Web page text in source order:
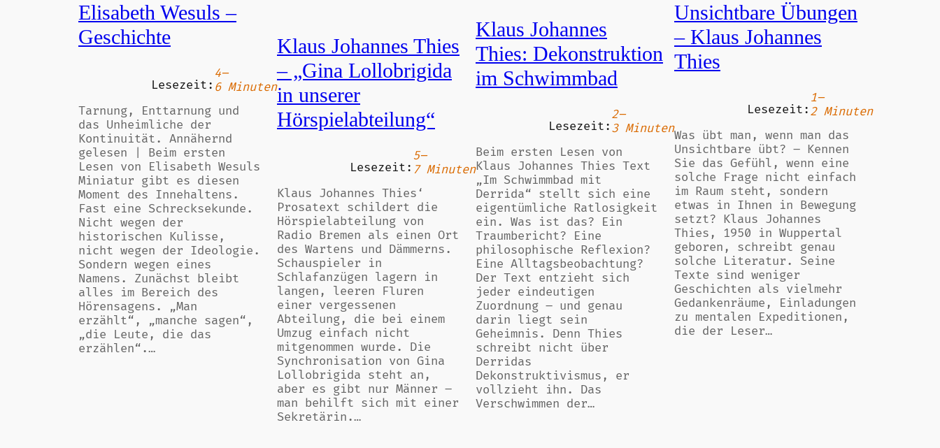
Elisabeth Wesuls –
Geschichte
Lesezeit:
4–
6 Minuten
Tarnung, Enttarnung und
das Unheimliche der
Kontinuität. Annähernd
gelesen | Beim ersten
Lesen von Elisabeth Wesuls
Miniatur gibt es diesen
Moment des Innehaltens.
Fast eine Schrecksekunde.
Nicht wegen der
historischen Kulisse,
nicht wegen der Ideologie.
Sondern wegen eines
Namens. Zunächst bleibt
alles im Bereich des
Hörensagens. „Man
erzählt“, „manche sagen“,
„die Leute, die das
erzählen“.…
Klaus Johannes Thies
– „Gina Lollobrigida
in unserer
Hörspielabteilung“
Lesezeit:
5–
7 Minuten
Klaus Johannes Thies‘
Prosatext schildert die
Hörspielabteilung von
Radio Bremen als einen Ort
des Wartens und Dämmerns.
Schauspieler in
Schlafanzügen lagern in
langen, leeren Fluren
einer vergessenen
Abteilung, die bei einem
Umzug einfach nicht
mitgenommen wurde. Die
Synchronisation von Gina
Lollobrigida steht an,
aber es gibt nur Männer –
man behilft sich mit einer
Sekretärin.…
Klaus Johannes
Thies: Dekonstruktion
im Schwimmbad
Lesezeit:
2–
3 Minuten
Beim ersten Lesen von
Klaus Johannes Thies Text
„Im Schwimmbad mit
Derrida“ stellt sich eine
eigentümliche Ratlosigkeit
ein. Was ist das? Ein
Traumbericht? Eine
philosophische Reflexion?
Eine Alltagsbeobachtung?
Der Text entzieht sich
jeder eindeutigen
Zuordnung – und genau
darin liegt sein
Geheimnis. Denn Thies
schreibt nicht über
Derridas
Dekonstruktivismus, er
vollzieht ihn. Das
Verschwimmen der…
Unsichtbare Übungen
– Klaus Johannes
Thies
Lesezeit:
1–
2 Minuten
Was übt man, wenn man das
Unsichtbare übt? – Kennen
Sie das Gefühl, wenn eine
solche Frage nicht einfach
im Raum steht, sondern
etwas in Ihnen in Bewegung
setzt? Klaus Johannes
Thies, 1950 in Wuppertal
geboren, schreibt genau
solche Literatur. Seine
Texte sind weniger
Geschichten als vielmehr
Gedankenräume, Einladungen
zu mentalen Expeditionen,
die der Leser…